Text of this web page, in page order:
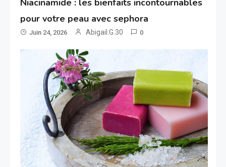
Niacinamide : les bienfaits incontournables
pour votre peau avec sephora
Juin 24, 2026 Abigail.G.30 0